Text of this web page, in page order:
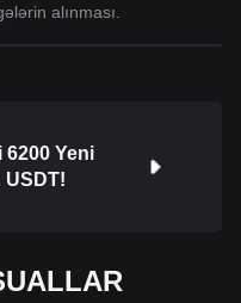
alınması.
Yeni